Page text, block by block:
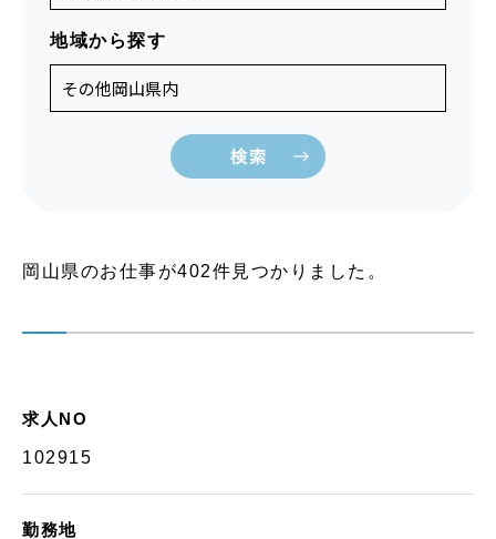
地域から探す
岡山県のお仕事が402件見つかりました。
求人NO
102915
勤務地